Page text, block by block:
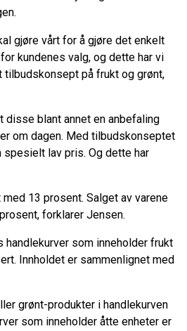
gjøre vårt for å gjøre det enkelt
kundenes valg, og dette har vi
på frukt og grønt,
disse blant annet en anbefaling
om dagen. Med tilbudskonseptet
lav pris. Og dette har
13 prosent. Salget av varene
forklarer Jensen.
handlekurver som inneholder frukt
Innholdet er sammenlignet med
grønt-produkter i handlekurven
som inneholder åtte enheter er